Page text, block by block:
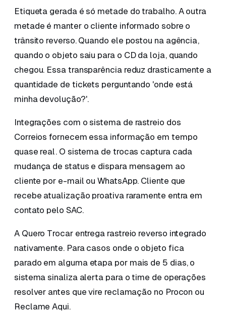
Etiqueta gerada é só metade do trabalho. A outra
metade é manter o cliente informado sobre o
trânsito reverso. Quando ele postou na agência,
quando o objeto saiu para o CD da loja, quando
chegou. Essa transparência reduz drasticamente a
quantidade de tickets perguntando 'onde está
minha devolução?'.
Integrações com o sistema de rastreio dos
Correios fornecem essa informação em tempo
quase real. O sistema de trocas captura cada
mudança de status e dispara mensagem ao
cliente por e-mail ou WhatsApp. Cliente que
recebe atualização proativa raramente entra em
contato pelo SAC.
A Quero Trocar entrega rastreio reverso integrado
nativamente. Para casos onde o objeto fica
parado em alguma etapa por mais de 5 dias, o
sistema sinaliza alerta para o time de operações
resolver antes que vire reclamação no Procon ou
Reclame Aqui.